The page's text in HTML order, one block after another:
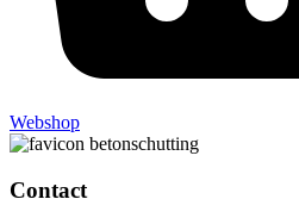
Webshop
Contact